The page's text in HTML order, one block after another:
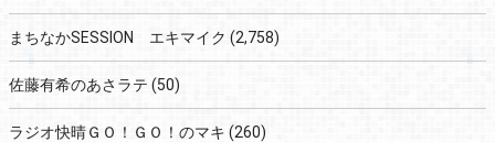
まちなかSESSION エキマイク (2,758)
佐藤有希のあさラテ (50)
ラジオ快晴ＧＯ！ＧＯ！のマキ (260)